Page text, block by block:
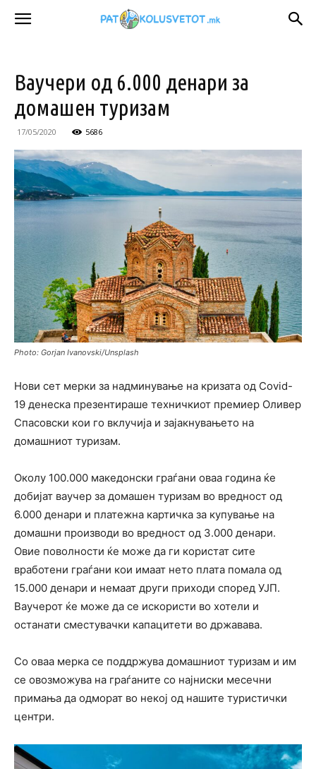
Ваучери од 6.000 денари за
домашен туризам
17/05/2020 5686
Photo: Gorjan Ivanovski/Unsplash
Нови сет мерки за надминување на кризата од Covid-
19 денеска презентираше техничкиот премиер Оливер
Спасовски кои го вклучија и зајакнувањето на
домашниот туризам.
Околу 100.000 македонски граѓани оваа година ќе
добијат ваучер за домашен туризам во вредност од
6.000 денари и платежна картичка за купување на
домашни производи во вредност од 3.000 денари.
Овие поволности ќе може да ги користат сите
вработени граѓани кои имаат нето плата помала од
15.000 денари и немаат други приходи според УЈП.
Ваучерот ќе може да се искористи во хотели и
останати сместувачки капацитети во државава.
Со оваа мерка се поддржува домашниот туризам и им
се овозможува на граѓаните со најниски месечни
примања да одморат во некој од нашите туристички
центри.